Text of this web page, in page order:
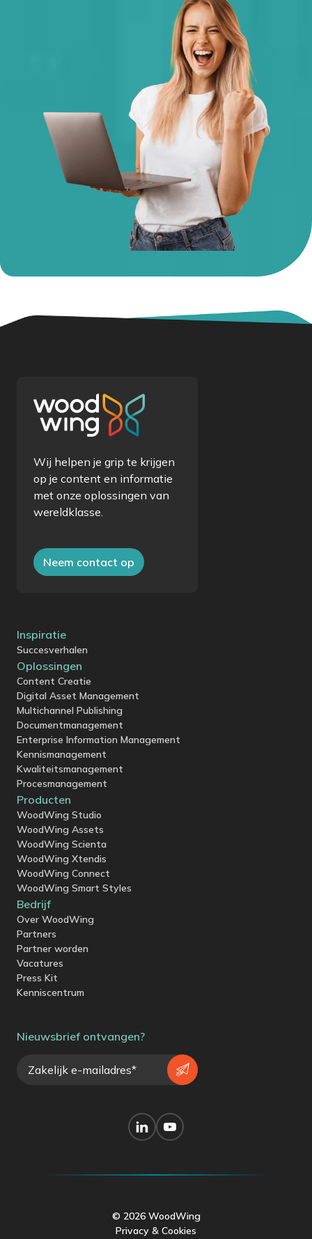
Wij helpen je grip te krijgen
op je content en informatie
met onze oplossingen van
wereldklasse.
Neem contact op
Inspiratie
Succesverhalen
Oplossingen
Content Creatie
Digital Asset Management
Multichannel Publishing
Documentmanagement
Enterprise Information Management
Kennismanagement
Kwaliteitsmanagement
Procesmanagement
Producten
WoodWing Studio
WoodWing Assets
WoodWing Scienta
WoodWing Xtendis
WoodWing Connect
WoodWing Smart Styles
Bedrijf
Over WoodWing
Partners
Partner worden
Vacatures
Press Kit
Kenniscentrum
Nieuwsbrief ontvangen?
© 2026 WoodWing
Privacy & Cookies